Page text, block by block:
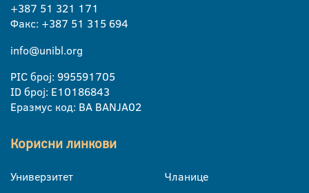
+387 51 321 171
Факс: +387 51 315 694
info@unibl.org
PIC број: 995591705
ID број: E10186843
Еразмус код: BA BANJA02
Корисни линкови
Универзитет
Чланице